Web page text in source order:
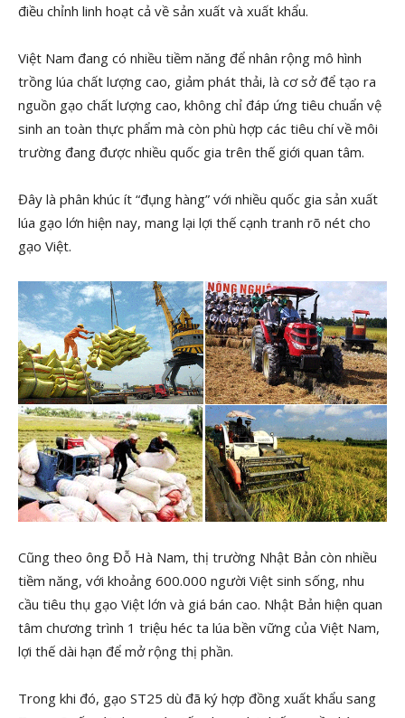
điều chỉnh linh hoạt cả về sản xuất và xuất khẩu.
Việt Nam đang có nhiều tiềm năng để nhân rộng mô hình
trồng lúa chất lượng cao, giảm phát thải, là cơ sở để tạo ra
nguồn gạo chất lượng cao, không chỉ đáp ứng tiêu chuẩn vệ
sinh an toàn thực phẩm mà còn phù hợp các tiêu chí về môi
trường đang được nhiều quốc gia trên thế giới quan tâm.
Đây là phân khúc ít “đụng hàng” với nhiều quốc gia sản xuất
lúa gạo lớn hiện nay, mang lại lợi thế cạnh tranh rõ nét cho
gạo Việt.
Cũng theo ông Đỗ Hà Nam, thị trường Nhật Bản còn nhiều
tiềm năng, với khoảng 600.000 người Việt sinh sống, nhu
cầu tiêu thụ gạo Việt lớn và giá bán cao. Nhật Bản hiện quan
tâm chương trình 1 triệu héc ta lúa bền vững của Việt Nam,
lợi thế dài hạn để mở rộng thị phần.
Trong khi đó, gạo ST25 dù đã ký hợp đồng xuất khẩu sang